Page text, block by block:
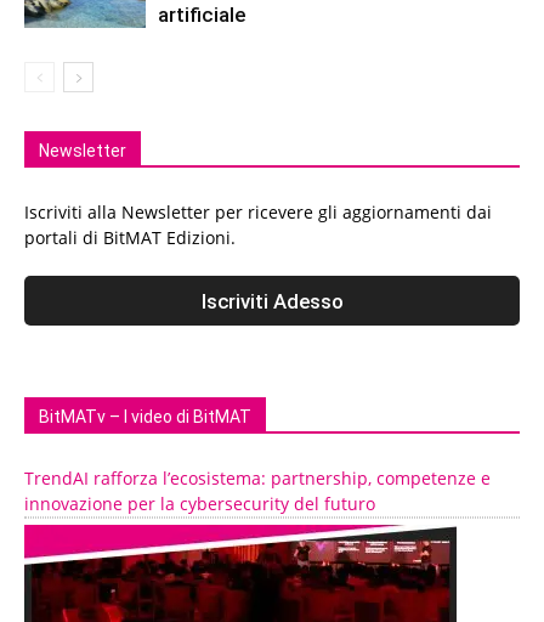
artificiale
Newsletter
Iscriviti alla Newsletter per ricevere gli aggiornamenti dai
portali di BitMAT Edizioni.
BitMATv – I video di BitMAT
TrendAI rafforza l’ecosistema: partnership, competenze e
innovazione per la cybersecurity del futuro